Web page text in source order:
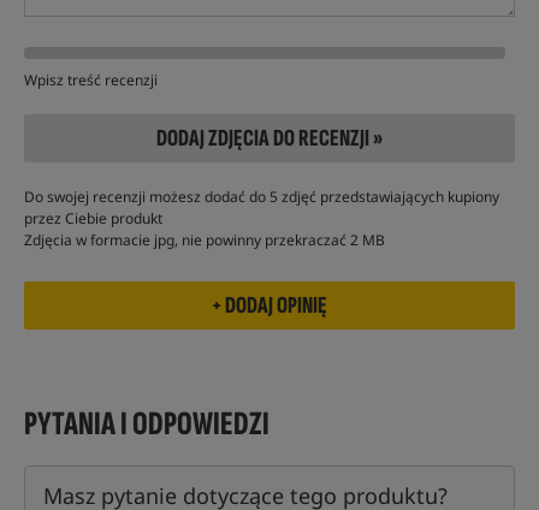
Wpisz treść recenzji
DODAJ ZDJĘCIA DO RECENZJI »
Do swojej recenzji możesz dodać do 5 zdjęć przedstawiających kupiony
przez Ciebie produkt
Zdjęcia w formacie jpg, nie powinny przekraczać 2 MB
PYTANIA I ODPOWIEDZI
Masz pytanie dotyczące tego produktu?